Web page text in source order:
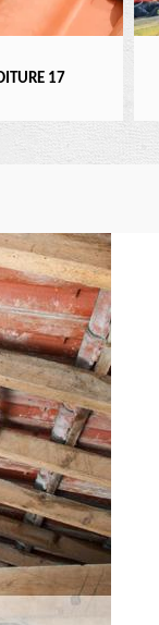
17